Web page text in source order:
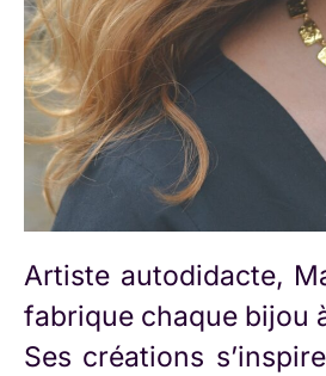
Artiste autodidacte,
fabrique chaque bijou
Ses créations